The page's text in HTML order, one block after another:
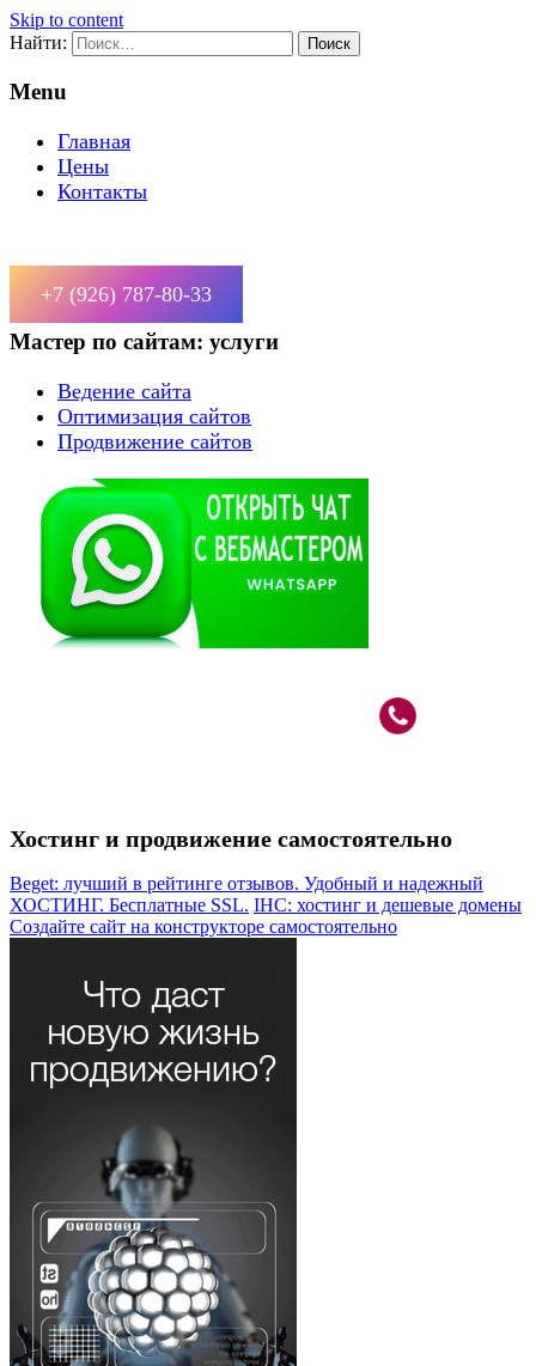
Skip to content
Найти:
Menu
Главная
Цены
Контакты
+7 (926) 787-80-33
Мастер по сайтам: услуги
Ведение сайта
Оптимизация сайтов
Продвижение сайтов
Хостинг и продвижение самостоятельно
Beget: лучший в рейтинге отзывов. Удобный и надежный
ХОСТИНГ. Бесплатные SSL. IHC: хостинг и дешевые домены
Создайте сайт на конструкторе самостоятельно